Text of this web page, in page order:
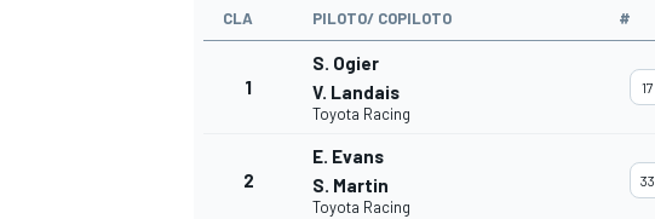
CLA PILOTO/ COPILOTO #
1
S. Ogier
V. Landais
Toyota Racing
17
2
E. Evans
S. Martin
Toyota Racing
33